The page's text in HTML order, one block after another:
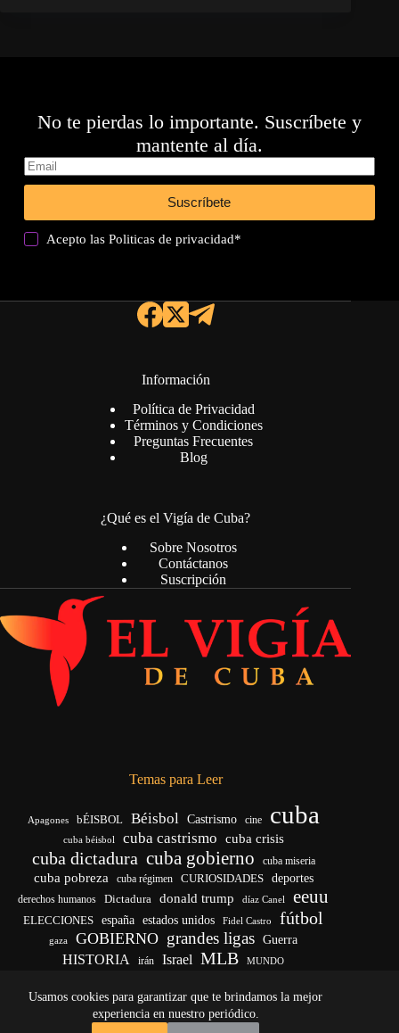
Usamos cookies para garantizar que te brindamos la mejor
experiencia en nuestro periódico.
No te pierdas lo importante. Suscríbete y
mantente al día.
Suscríbete
Acepto lasPoliticas de privacidad*
Información
Política de Privacidad
Términos y Condiciones
Preguntas Frecuentes
Blog
¿Qué es el Vigía de Cuba?
Sobre Nosotros
Contáctanos
Suscripción
Temas para Leer
Apagones bÉISBOL Béisbol Castrismo cine cuba
cuba béisbol cuba castrismo cuba crisis
cuba dictadura cuba gobierno cuba miseria
cuba pobreza cuba régimen CURIOSIDADES deportes
derechos humanos Dictadura donald trump díaz Canel eeuu
ELECCIONES españa estados unidos Fidel Castro fútbol
gaza GOBIERNO grandes ligas Guerra
HISTORIA irán Israel MLB MUNDO
Rusia
régimen cubano Trump Ucrania venezuela vida yankees